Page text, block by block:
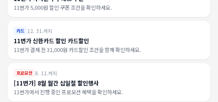
11번가 5,000원 할인 쿠폰 조건을 확인하세요.
카드 12. 31.까지
11번가 신한카드 할인 카드할인
11번가 결제 전 31,000원 카드할인 조건을 함께 확인하세요.
프로모션 8. 11.까지
[11번가] 8월 월간 십일절 할인행사
11번가에서 진행 중인 프로모션 혜택을 확인하세요.